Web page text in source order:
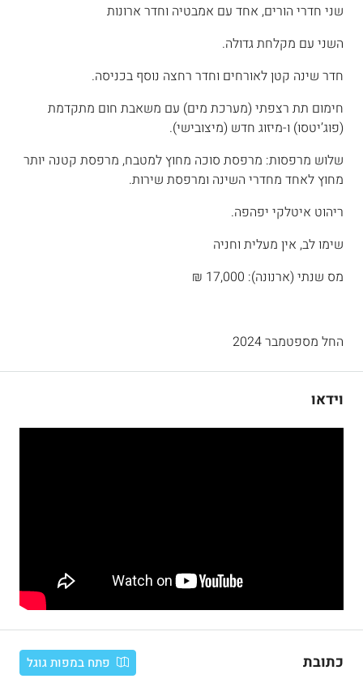
שני חדרי הורים, אחד עם אמבטיה וחדר ארונות
השני עם מקלחת גדולה.
חדר שינה קטן לאורחים וחדר רחצה נוסף בכניסה.
חימום תת רצפתי (מערכת מים) עם משאבת חום מתקדמת
(פוג’יטסו) ו-מיזוג חדש (מיצובישי).
שלוש מרפסות: מרפסת סוכה מחוץ למטבח, מרפסת קטנה יותר
מחוץ לאחד מחדרי השינה ומרפסת שירות.
ריהוט איטלקי יפהפה.
שימו לב, אין מעלית וחניה
מס שנתי (ארנונה): 17,000 ₪
החל מספטמבר 2024
וידאו
כתובת פתח במפות גוגל